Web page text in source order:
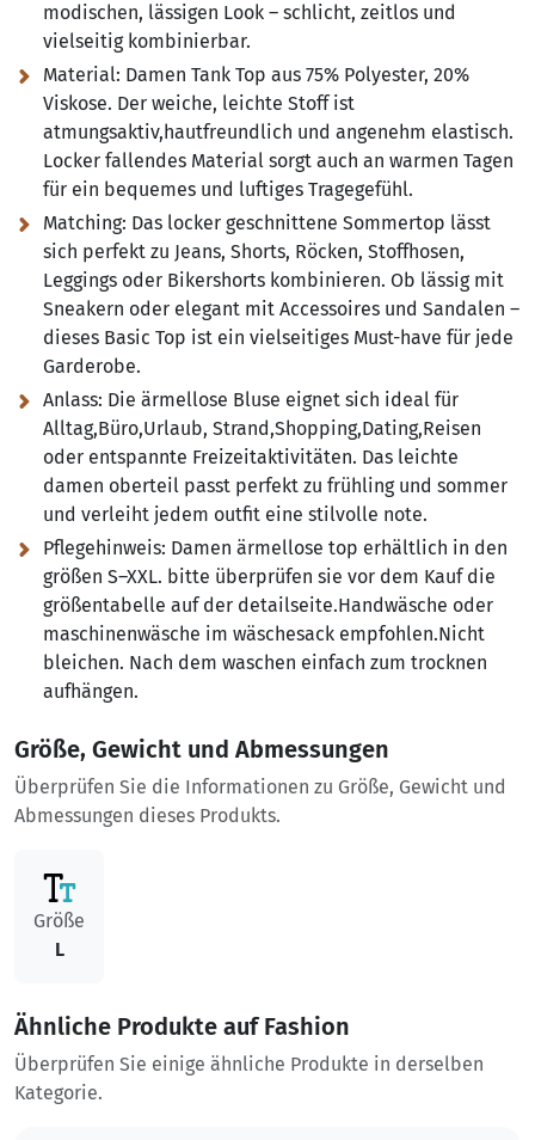
modischen, lässigen Look – schlicht, zeitlos und
vielseitig kombinierbar.
Material: Damen Tank Top aus 75% Polyester, 20%
Viskose. Der weiche, leichte Stoff ist
atmungsaktiv,hautfreundlich und angenehm elastisch.
Locker fallendes Material sorgt auch an warmen Tagen
für ein bequemes und luftiges Tragegefühl.
Matching: Das locker geschnittene Sommertop lässt
sich perfekt zu Jeans, Shorts, Röcken, Stoffhosen,
Leggings oder Bikershorts kombinieren. Ob lässig mit
Sneakern oder elegant mit Accessoires und Sandalen –
dieses Basic Top ist ein vielseitiges Must-have für jede
Garderobe.
Anlass: Die ärmellose Bluse eignet sich ideal für
Alltag,Büro,Urlaub, Strand,Shopping,Dating,Reisen
oder entspannte Freizeitaktivitäten. Das leichte
damen oberteil passt perfekt zu frühling und sommer
und verleiht jedem outfit eine stilvolle note.
Pflegehinweis: Damen ärmellose top erhältlich in den
größen S–XXL. bitte überprüfen sie vor dem Kauf die
größentabelle auf der detailseite.Handwäsche oder
maschinenwäsche im wäschesack empfohlen.Nicht
bleichen. Nach dem waschen einfach zum trocknen
aufhängen.
Größe, Gewicht und Abmessungen
Überprüfen Sie die Informationen zu Größe, Gewicht und
Abmessungen dieses Produkts.
Größe
L
Ähnliche Produkte auf Fashion
Überprüfen Sie einige ähnliche Produkte in derselben
Kategorie.